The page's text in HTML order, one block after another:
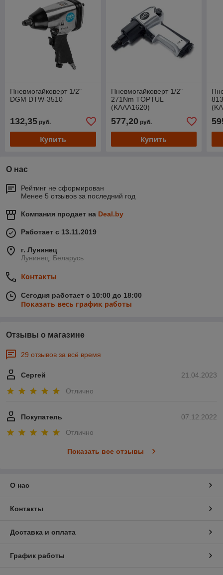
Пневмогайковерт 1/2"
DGM DTW-3510
132,35 руб.
Купить
Пневмогайковерт 1/2"
271Nm TOPTUL
(KAAA1620)
577,20руб.
Купить
О нас
Рейтинг не сформирован
Менее 5 отзывов за последний год
Компания продает на Deal.by
Работает с 13.11.2019
г. Лунинец
Лунинец, Беларусь
Контакты
Сегодня работает с 10:00 до 18:00
Показать весь график работы
Отзывы о магазине
29 отзывов за всё время
21.04.2023
Сергей
Отлично
07.12.2022
Покупатель
Отлично
Показать все отзывы
О нас
Контакты
Доставка и оплата
График работы